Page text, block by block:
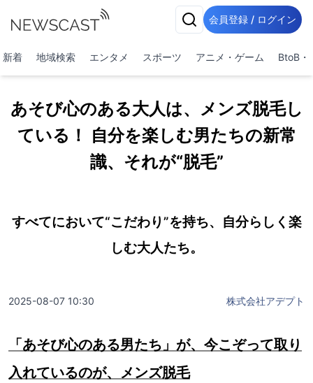
会員登録 / ログイン
新着 地域検索 エンタメ スポーツ アニメ・ゲーム BtoB・
あそび心のある大人は、メンズ脱毛し
ている！ 自分を楽しむ男たちの新常
識、それが“脱毛”
すべてにおいて“こだわり”を持ち、自分らしく楽
しむ大人たち。
2025-08-07 10:30 株式会社アデプト
「あそび心のある男たち」が、今こぞって取り
入れているのが、メンズ脱毛